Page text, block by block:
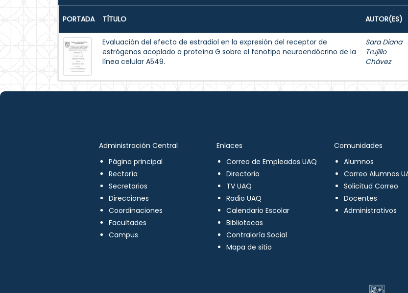
PORTADA TÍTULO AUTOR(ES)
Evaluación del efecto de estradiol en la expresión del receptor de
estrógenos acoplado a proteína G sobre el fenotipo neuroendócrino de la
línea celular A549.
Sara Diana
Trujillo
Chávez
Administración Central
Página principal
Rectoría
Secretarios
Direcciones
Coordinaciones
Facultades
Campus
Enlaces
Correo de Empleados UAQ
Directorio
TV UAQ
Radio UAQ
Calendario Escolar
Bibliotecas
Contraloría Social
Mapa de sitio
Comunidades
Alumnos
Correo Alumnos
Solicitud Correo
Docentes
Administrativos